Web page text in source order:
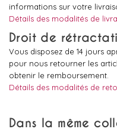
informations sur votre
Détails des modalités de
Droit de
Vous disposez de 14 jours
pour nous retourner les
obtenir le remboursement.
Détails des modalités de
Dans la même